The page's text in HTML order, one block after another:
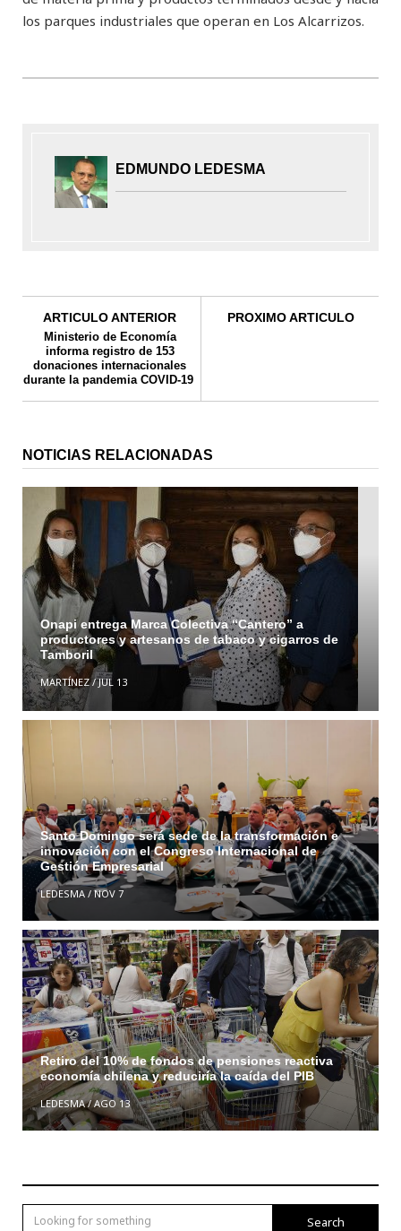
los parques industriales que operan en Los Alcarrizos.
EDMUNDO LEDESMA
ARTICULO ANTERIOR
Ministerio de Economía
informa registro de 153
donaciones internacionales
durante la pandemia COVID-19
PROXIMO ARTICULO
NOTICIAS RELACIONADAS
Onapi entrega Marca Colectiva “Cantero” a
productores y artesanos de tabaco y cigarros de
Tamboril
MARTÍNEZ/JUL 13
Santo Domingo será sede de la transformación e
innovación con el Congreso Internacional de
Gestión Empresarial
LEDESMA/NOV 7
Retiro del 10% de fondos de pensiones reactiva
economía chilena y reduciría la caída del PIB
LEDESMA/AGO 13
Search